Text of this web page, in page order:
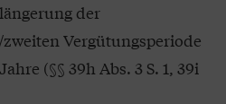
der
Vergütungsperiode
(§§ 39h Abs. 3 S. 1, 39i